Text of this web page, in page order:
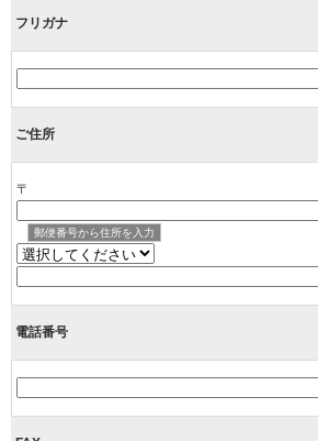
フリガナ
ご住所
〒
郵便番号から住所を入力
電話番号